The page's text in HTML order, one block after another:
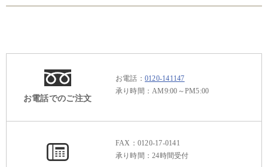
お電話でのご注文
お電話： 0120-141147
承り時間：AM9:00～PM5:00
FAX：0120-17-0141
承り時間：24時間受付